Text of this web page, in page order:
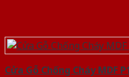
Cửa Gỗ Chống Cháy MDF